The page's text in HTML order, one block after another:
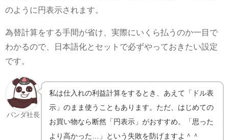
のように円表示されます。
為替計算をする手間が省け、実際にいくら払うのか一目で
わかるので、日本語化とセットで必ずやっておきたい設定
です。
パンダ社長
私は仕入れの利益計算をするとき、あえて「ドル表
示」のまま使うこともあります。ただ、はじめての
お買い物なら断然「円表示」がおすすめ。「思った
より高かった…」という失敗を防げますよ＾＾